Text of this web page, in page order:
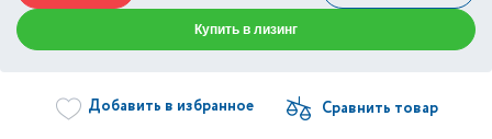
Купить в лизинг
Добавить в избранное